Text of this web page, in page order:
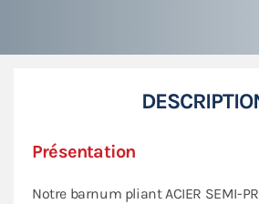
Présentation
Notre barnum pliant ACIER SEMI-